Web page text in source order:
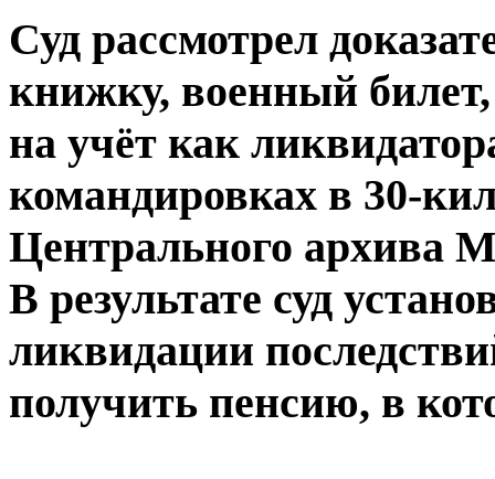
Суд рассмотрел
книжку, военный
на учёт как
командировках в 30-
Центрального архива
В результате суд
ликвидации
получить пенсию, в